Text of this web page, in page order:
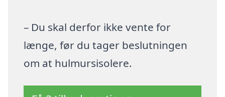
– Du skal derfor ikke vente for
længe, før du tager beslutningen
om at hulmursisolere.